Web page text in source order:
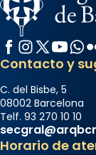
Facebook
Instagram
X / Twitter
Contacto y
C. del Bisbe, 5
08002 Barcelona
Telf. 93 270 10 10
Horario de